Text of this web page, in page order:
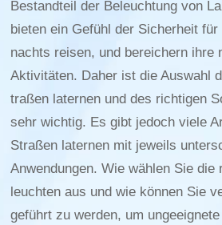
Bestandteil der Beleuchtung von
bieten ein Gefühl der Sicherheit
nachts reisen, und bereichern ihre
Aktivitäten. Daher ist die Auswahl
traßen laternen und des richtigen
sehr wichtig. Es gibt jedoch viele
Straßen laternen mit jeweils
Anwendungen. Wie wählen Sie die
leuchten aus und wie können Sie
geführt zu werden, um